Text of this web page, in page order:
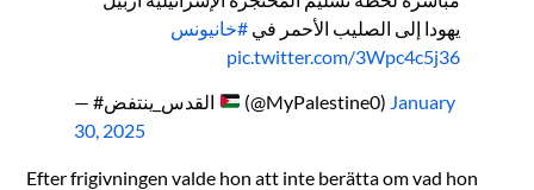
يهودا إلى الصليب الأحمر في#خانيونس
pic.twitter.com/3Wpc4c5j36
(@MyPalestine0) January
30, 2025
Efter frigivningen valde hon att inte berätta om vad hon